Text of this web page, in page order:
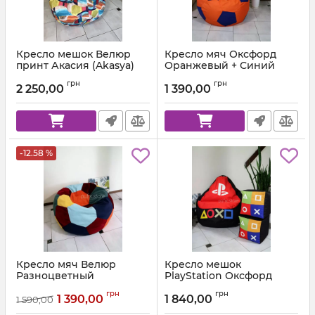
Кресло мешок Велюр
принт Акасия (Akasya)
2 250,00 грн
Кресло мяч Оксфорд
Оранжевый + Синий
1 390,00 грн
-12.58 %
Кресло мяч Велюр
Разноцветный
1 590,00 1 390,00 грн
Кресло мешок
PlayStation Оксфорд
Артикул: km-ps-ox-001-162-xl
1 840,00 грн